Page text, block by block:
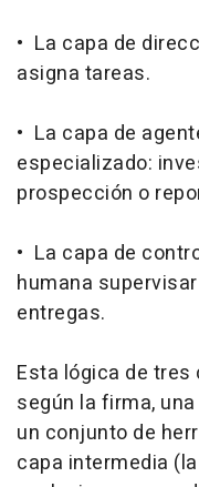
• La capa de
asigna tareas.
• La capa de
especializado:
prospección o
• La capa de
humana
entregas.
Esta lógica de tres
según la firma,
un conjunto de
capa intermedia